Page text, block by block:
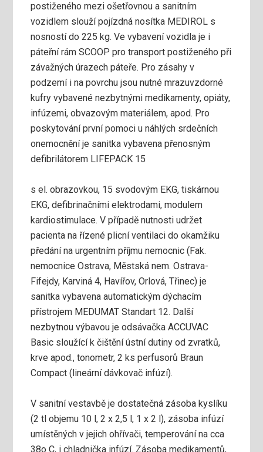
postiženého mezi ošetřovnou a sanitním
vozidlem slouží pojízdná nosítka MEDIROL s
nosností do 225 kg. Ve vybavení vozidla je i
páteřní rám SCOOP pro transport postiženého při
závažných úrazech páteře. Pro zásahy v
podzemí i na povrchu jsou nutné mrazuvzdorné
kufry vybavené nezbytnými medikamenty, opiáty,
infúzemi, obvazovým materiálem, apod. Pro
poskytování první pomoci u náhlých srdečních
onemocnění je sanitka vybavena přenosným
defibrilátorem LIFEPACK 15
s el. obrazovkou, 15 svodovým EKG, tiskárnou
EKG, defibrinačními elektrodami, modulem
kardiostimulace. V případě nutnosti udržet
pacienta na řízené plicní ventilaci do okamžiku
předání na urgentním příjmu nemocnic (Fak.
nemocnice Ostrava, Městská nem. Ostrava-
Fifejdy, Karviná 4, Havířov, Orlová, Třinec) je
sanitka vybavena automatickým dýchacím
přístrojem MEDUMAT Standart 12. Další
nezbytnou výbavou je odsávačka ACCUVAC
Basic sloužící k čištění ústní dutiny od zvratků,
krve apod., tonometr, 2 ks perfusorů Braun
Compact (lineární dávkovač infúzí).
V sanitní vestavbě je dostatečná zásoba kyslíku
(2 tl objemu 10 l, 2 x 2,5 l, 1 x 2 l), zásoba infúzí
umístěných v jejich ohřívači, temperování na cca
38o C, i chladnička infúzí. Zásoba medikamentů,